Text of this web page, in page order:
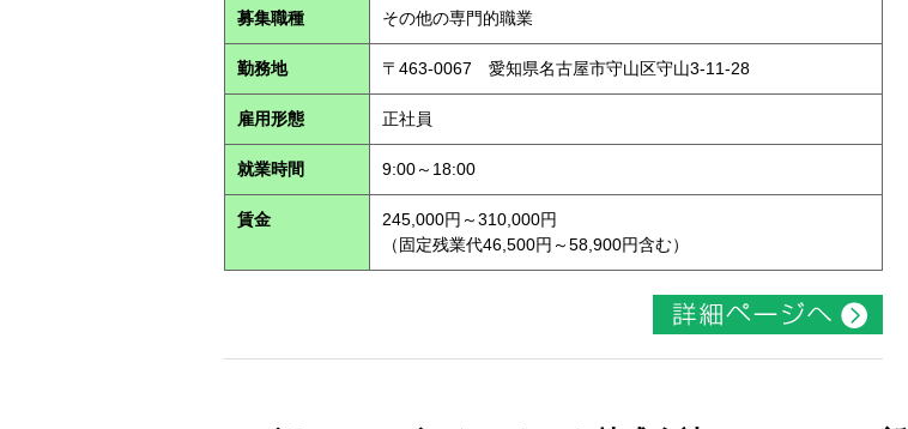
募集職種 その他の専門的職業
勤務地 〒463-0067 愛知県名古屋市守山区守山3-11-28
雇用形態 正社員
就業時間 9:00～18:00
賃金
245,000円～310,000円
（固定残業代46,500円～58,900円含む）